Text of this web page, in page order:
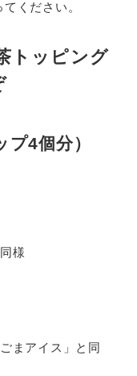
ください。
トッピング
4個分）
様
まアイス」と同